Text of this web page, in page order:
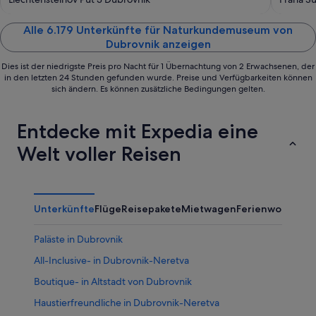
5
5
Alle 6.179 Unterkünfte für Naturkundemuseum von
Dubrovnik anzeigen
Dies ist der niedrigste Preis pro Nacht für 1 Übernachtung von 2 Erwachsenen, der
in den letzten 24 Stunden gefunden wurde. Preise und Verfügbarkeiten können
sich ändern. Es können zusätzliche Bedingungen gelten.
Entdecke mit Expedia eine
Welt voller Reisen
UnterkünfteFlügeReisepaketeMietwagen
Paläste in Dubrovnik
All-Inclusive- in Dubrovnik-Neretva
Boutique- in Altstadt von Dubrovnik
Haustierfreundliche in Dubrovnik-Neretva